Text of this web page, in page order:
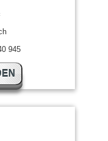
945